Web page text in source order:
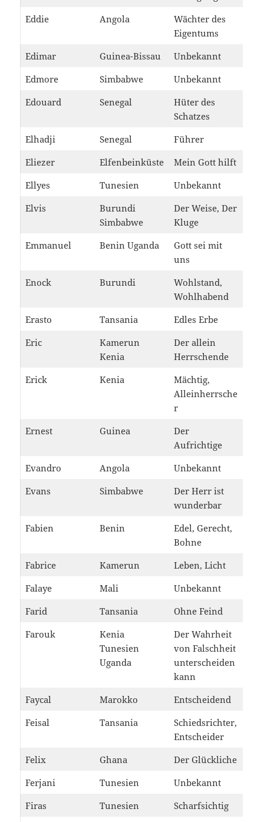
Eddie
Angola
Wächter des
Eigentums
Edimar
Guinea-Bissau
Unbekannt
Edmore
Simbabwe
Unbekannt
Edouard
Senegal
Hüter des
Schatzes
Elhadji
Senegal
Führer
Eliezer
Elfenbeinküste
Mein Gott hilft
Ellyes
Tunesien
Unbekannt
Elvis
Burundi
Simbabwe
Der Weise, Der
Kluge
Emmanuel
Benin Uganda
Gott sei mit
uns
Enock
Burundi
Wohlstand,
Wohlhabend
Erasto
Tansania
Edles Erbe
Eric
Kamerun
Kenia
Der allein
Herrschende
Erick
Kenia
Mächtig,
Alleinherrsche
r
Ernest
Guinea
Der
Aufrichtige
Evandro
Angola
Unbekannt
Evans
Simbabwe
Der Herr ist
wunderbar
Fabien
Benin
Edel, Gerecht,
Bohne
Fabrice
Kamerun
Leben, Licht
Falaye
Mali
Unbekannt
Farid
Tansania
Ohne Feind
Farouk
Kenia
Tunesien
Uganda
Der Wahrheit
von Falschheit
unterscheiden
kann
Faycal
Marokko
Entscheidend
Feisal
Tansania
Schiedsrichter,
Entscheider
Felix
Ghana
Der Glückliche
Ferjani
Tunesien
Unbekannt
Firas
Tunesien
Scharfsichtig